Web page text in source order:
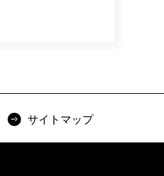
サイトマップ